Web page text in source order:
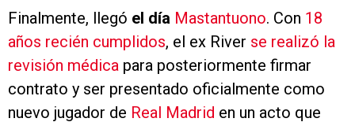
Finalmente, llegó el día Mastantuono. Con 18
años recién cumplidos, el ex River se realizó la
revisión médica para posteriormente firmar
contrato y ser presentado oficialmente como
nuevo jugador de Real Madrid en un acto que